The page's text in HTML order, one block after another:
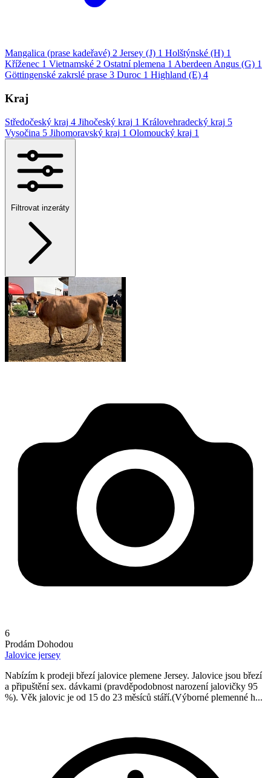
Mangalica (prase kadeřavé) 2 Jersey (J) 1 Holštýnské (H) 1
Kříženec 1 Vietnamské 2 Ostatní plemena 1 Aberdeen Angus (G) 1
Göttingenské zakrslé prase 3 Duroc 1 Highland (E) 4
Kraj
Středočeský kraj 4 Jihočeský kraj 1 Královehradecký kraj 5
Vysočina 5 Jihomoravský kraj 1 Olomoucký kraj 1
Filtrovat inzeráty
6
Prodám Dohodou
Jalovice jersey
Nabízím k prodeji březí jalovice plemene Jersey. Jalovice jsou březí
a připuštění sex. dávkami (pravděpodobnost narození jalovičky 95
%). Věk jalovic je od 15 do 23 měsíců stáří.(Výborné plemenné h...